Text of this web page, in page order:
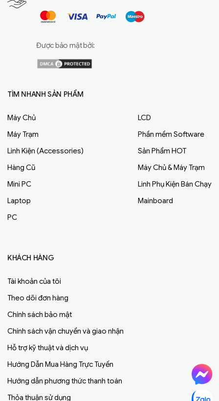
Được bảo mật bởi:
TÌM NHANH SẢN PHẨM
Máy Chủ
Máy Trạm
Linh Kiện (Accessories)
Hàng Cũ
Mini PC
Laptop
PC
LCD
Phần mềm Software
Sản Phẩm HOT
Máy Chủ & Máy Trạm
Linh Phụ Kiện Bán Chạy
Mainboard
KHÁCH HÀNG
Tài khoản của tôi
Theo dõi đơn hàng
Chính sách bảo mật
Chính sách vận chuyển và giao nhận
Hỗ trợ kỹ thuật và dịch vụ
Hướng Dẫn Mua Hàng Trực Tuyến
Hướng dẫn phương thức thanh toán
Thỏa thuận sử dụng